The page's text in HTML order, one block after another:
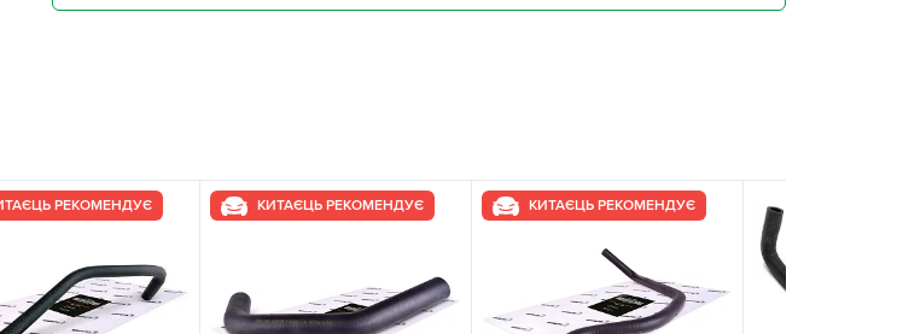
26
РЕКОМЕНДУЄ КИТАЄЦЬ РЕКОМЕНДУЄ КИТАЄЦЬ РЕКОМЕНДУЄ